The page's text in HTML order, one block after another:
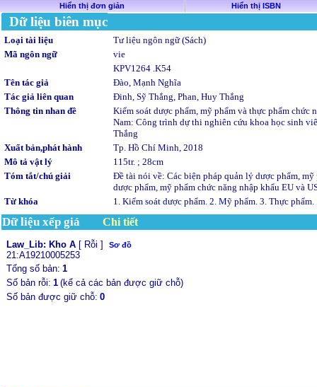
Hiển thị đơn giản Hiển thị ISBN
Dữ liệu biên mục
Loại tài liệu
Tư liệu ngôn ngữ (Sách)
Mã ngôn ngữ
vie
KPV1264 .K54
Tên tác giả
Đào, Mạnh Nghĩa
Tác giả liên quan
Đinh, Sỹ Thắng, Phan, Huy Thắng
Thông tin nhan đề
Kiểm soát dược phẩm, mỹ phẩm và thực phẩm
Nam: Công trình dự thi nghiên cứu khoa học sinh
Thắng
Xuẩt bản,phát hành
Tp. Hồ Chí Minh, 2018
Mô tả vật lý
115tr. ; 28cm
Tóm tắt/chú giải
Đề tài nói về: Các biện pháp quản lý dược phẩm,
dược phẩm, mỹ phẩm chức năng nhập khẩu EU và
Từ khóa
1. Kiểm soát dược phẩm. 2. Mỹ phẩm. 3. Thực phẩm.
Dữ liệu xếp giá Chi tiết
Law_Lib: Kho A [ Rỗi ] Sơ đồ
21:A19210005253
Tổng số bản: 1
Số bản rỗi: 1 (kể cả các bản được giữ chỗ)
Số bản được giữ chỗ: 0